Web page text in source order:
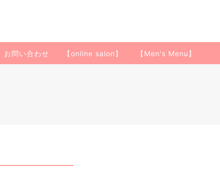
お問い合わせ 【online salon】 【Men's Menu】